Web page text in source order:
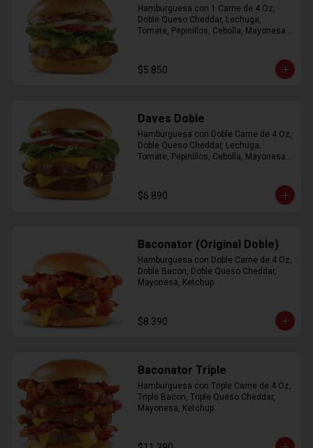
Hamburguesa con 1 Carne de 4 Oz,
Doble Queso Cheddar, Lechuga,
Tomate, Pepinillos, Cebolla, Mayonesa,
$5.850
Daves Doble
Hamburguesa con Doble Carne de 4 Oz,
Doble Queso Cheddar, Lechuga,
Tomate, Pepinillos, Cebolla, Mayonesa,
$6.890
Baconator (Original Doble)
Hamburguesa con Doble Carne de 4 Oz,
Doble Bacon, Doble Queso Cheddar,
Mayonesa, Ketchup
$8.390
Baconator Triple
Hamburguesa con Triple Carne de 4 Oz,
Triple Bacon, Triple Queso Cheddar,
Mayonesa, Ketchup